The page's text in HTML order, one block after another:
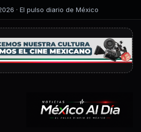
· El pulso diario de México